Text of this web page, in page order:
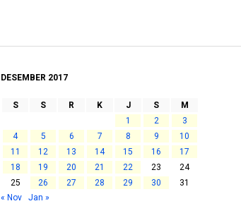
DESEMBER 2017
S S R K J S
M
1
2
3
4
5 6 7 8 9
10
11
12 13 14 15 16
17
18
19 20 21 22 23
24
25
26 27 28 29 30
31
« Nov
Jan »